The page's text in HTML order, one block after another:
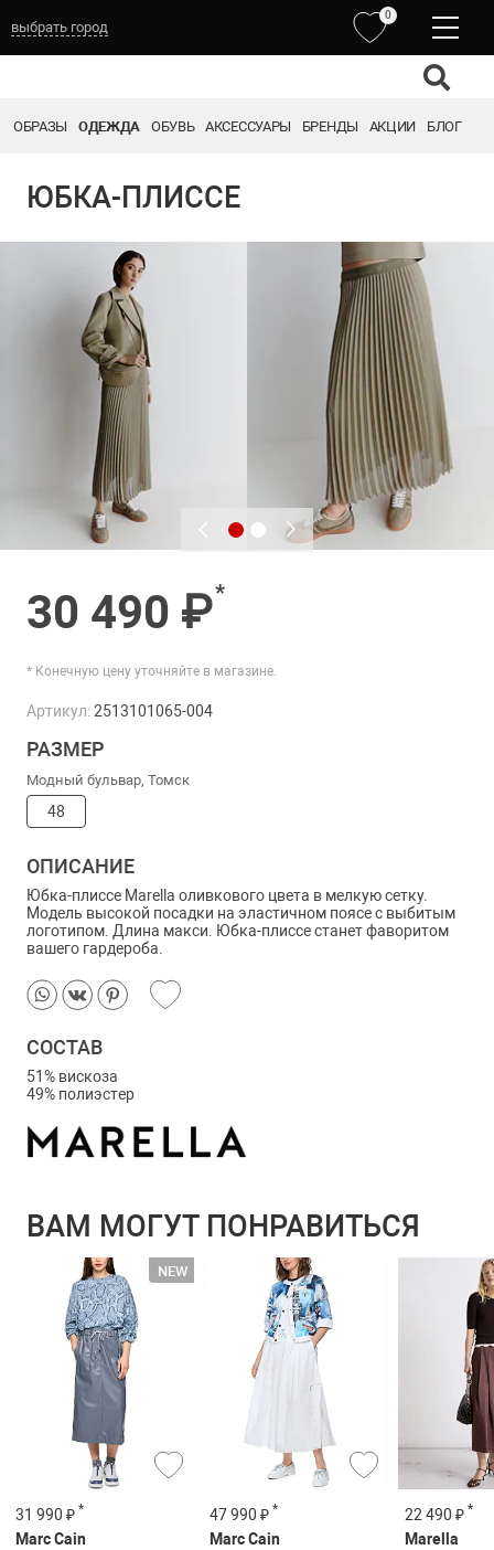
выбрать город
0
ОБРАЗЫ ОДЕЖДА ОБУВЬ АКСЕССУАРЫ БРЕНДЫ АКЦИИ БЛОГ
ЮБКА-ПЛИССЕ
30 490 ₽*
* Конечную цену уточняйте в магазине.
Артикул:2513101065-004
РАЗМЕР
Модный бульвар, Томск
48
ОПИСАНИЕ
Юбка-плиссе Marella оливкового цвета в мелкую сетку.
Модель высокой посадки на эластичном поясе с выбитым
логотипом. Длина макси. Юбка-плиссе станет фаворитом
вашего гардероба.
СОСТАВ
51% вискоза
49% полиэстер
ВАМ МОГУТ ПОНРАВИТЬСЯ
31 990 ₽ *
Marc Cain
47 990 ₽ *
Marc Cain
22 490 ₽ *
Marella